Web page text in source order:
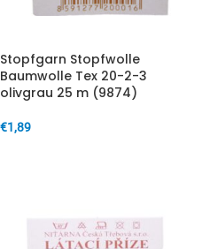
Stopfgarn Stopfwolle
Baumwolle Tex 20-2-3
olivgrau 25 m (9874)
€1,89